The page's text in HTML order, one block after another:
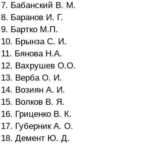
7. Бабанский В. М.
8. Баранов И. Г.
9. Бартко М.П.
10. Брынза С. И.
11. Бянова Н.А.
12. Вахрушев О.О.
13. Верба О. И.
14. Возиян А. И.
15. Волков В. Я.
16. Гриценко В. К.
17. Губерник А. О.
18. Демент Ю. Д.